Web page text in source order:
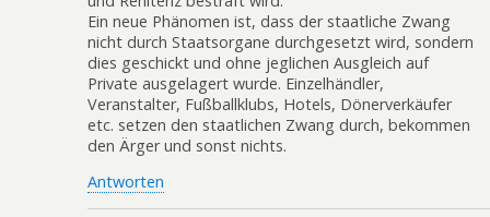
Ein neue Phänomen ist, dass der staatliche Zwang
nicht durch Staatsorgane durchgesetzt wird, sondern
dies geschickt und ohne jeglichen Ausgleich auf
Private ausgelagert wurde. Einzelhändler,
Veranstalter, Fußballklubs, Hotels, Dönerverkäufer
etc. setzen den staatlichen Zwang durch, bekommen
den Ärger und sonst nichts.
Antworten